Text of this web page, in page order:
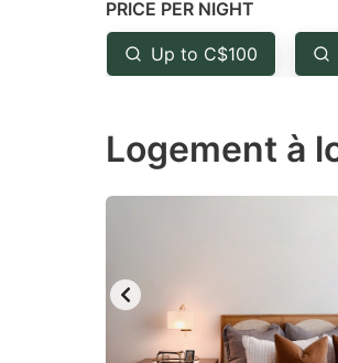
question
mark
key
get
changing
dates.
PRICE PER NIGHT
Up to C$100
Logement à